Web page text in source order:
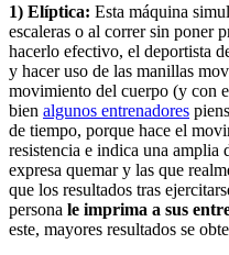
1) Elíptica: Esta máquina
escaleras o al correr sin poner
hacerlo efectivo, el deportista
y hacer uso de las manillas
movimiento del cuerpo (y con
bien algunos entrenadores
de tiempo, porque hace el
resistencia e indica una amplia
expresa quemar y las que
que los resultados tras
persona le imprima a sus
este, mayores resultados se